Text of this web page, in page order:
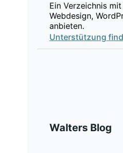
Ein Verzeichnis
Webdesign,
anbieten.
Unterstützung
Walters Blog